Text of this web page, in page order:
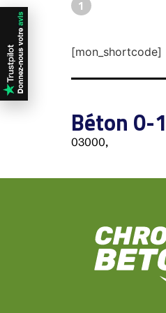
1
[mon_shortcode]
Béton 0-
03000,